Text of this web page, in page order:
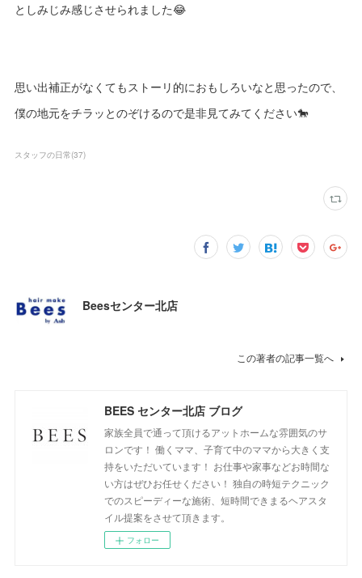
としみじみ感じさせられました😂
思い出補正がなくてもストーリ的におもしろいなと思ったので、
僕の地元をチラッとのぞけるので是非見てみてください🐎
スタッフの日常(37)
Beesセンター北店
この著者の記事一覧へ
BEES センター北店 ブログ
家族全員で通って頂けるアットホームな雰囲気のサ
ロンです！ 働くママ、子育て中のママから大きく支
持をいただいています！ お仕事や家事などお時間な
い方はぜひお任せください！ 独自の時短テクニック
でのスピーディーな施術、短時間できまるヘアスタ
イル提案をさせて頂きます。
フォロー